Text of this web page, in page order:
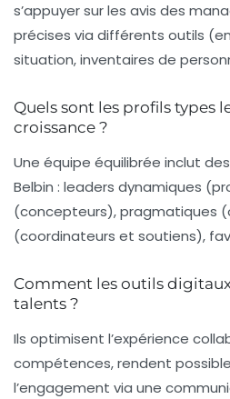
s’appuyer sur les avis des
précises via différents outils
situation, inventaires de
Quels sont les profils types
croissance ?
Une équipe équilibrée inclut
Belbin : leaders dynamiques
(concepteurs), pragmatiques
(coordinateurs et soutiens),
Comment les outils
talents ?
Ils optimisent l’expérience
compétences, rendent
l’engagement via une